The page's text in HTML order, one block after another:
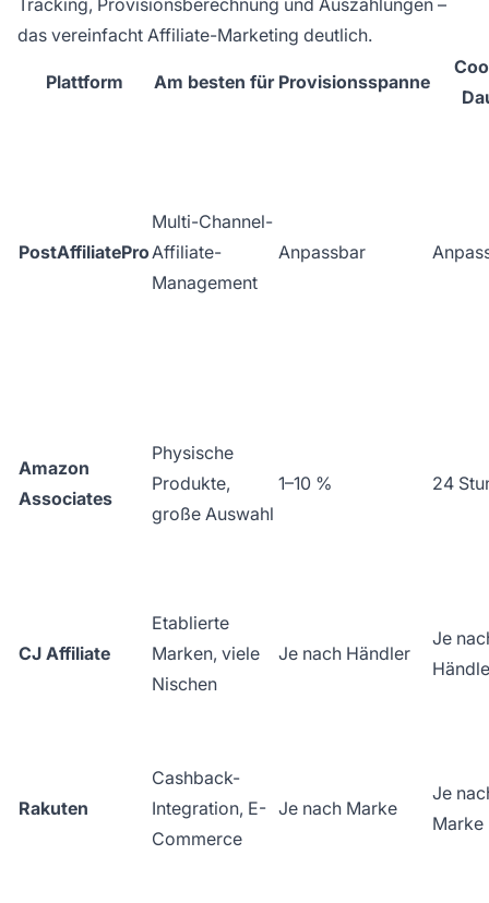
das vereinfacht Affiliate-Marketing deutlich.
Plattform Am besten für Provisionsspanne
PostAffiliatePro
Multi-Channel-
Affiliate-
Management
Anpassbar
Amazon
Associates
Physische
Produkte,
große Auswahl
1–10 % 24
CJ Affiliate
Etablierte
Marken, viele
Nischen
Je nach Händler
Je
Rakuten
Cashback-
Integration, E-
Commerce
Je nach Marke
Je
Marke